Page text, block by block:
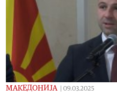
МАКЕДОНИЈА 09.03.2025